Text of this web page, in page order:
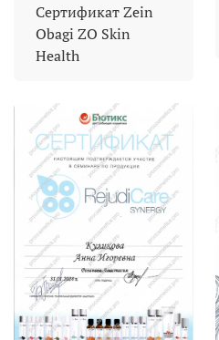
Сертификат Zein
Obagi ZO Skin
Health